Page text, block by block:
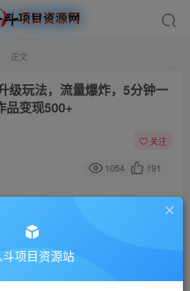
正文
级玩法，流量爆炸，5分钟一
品变现500+
关注
1054 191
后查看
会员专属资源
斗项目资源站